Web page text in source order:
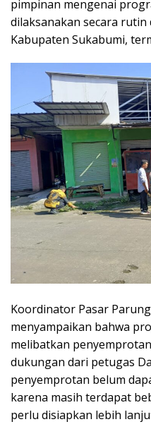
pimpinan mengenai
dilaksanakan secara
Kabupaten Sukabumi,
Koordinator Pasar
menyampaikan bahwa
melibatkan
dukungan dari petugas
penyemprotan belum
karena masih terdapat
perlu disiapkan lebih